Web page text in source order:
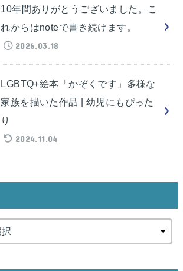
10年間ありがとうございました。こ
れからはnoteで書き続けます。
2026.03.18
LGBTQ+絵本「かぞくです」多様な
家族を描いた作品 | 幼児にもぴった
り
2024.11.04